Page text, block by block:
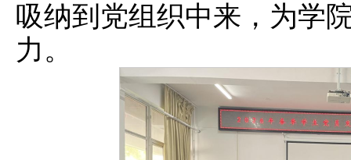
吸纳到党组织中来，为学
力。